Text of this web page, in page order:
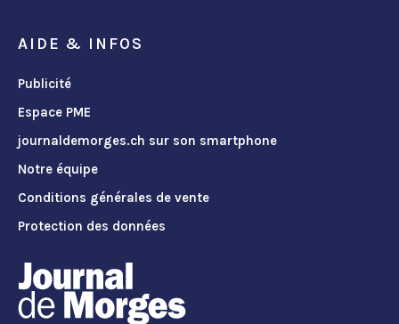
AIDE & INFOS
Publicité
Espace PME
journaldemorges.ch sur son smartphone
Notre équipe
Conditions générales de vente
Protection des données